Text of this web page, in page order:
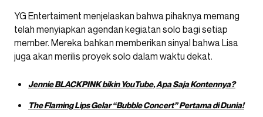
YG Entertaiment menjelaskan bahwa pihaknya memang
telah menyiapkan agendan kegiatan solo bagi setiap
member. Mereka bahkan memberikan sinyal bahwa Lisa
juga akan merilis proyek solo dalam waktu dekat.
Jennie BLACKPINK bikin YouTube, Apa Saja Kontennya?
The Flaming Lips Gelar “Bubble Concert” Pertama di Dunia!